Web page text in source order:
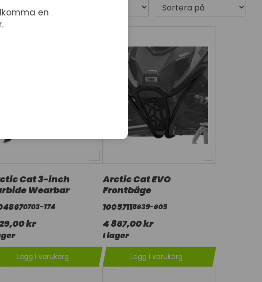
Cat 3-inch
Wearbar
0703-174
kr
Lägg i varukorg
Arctic Cat EVO
Frontbåge
10057118639-605
4 867,00 kr
I lager
Lägg i varukorg
en